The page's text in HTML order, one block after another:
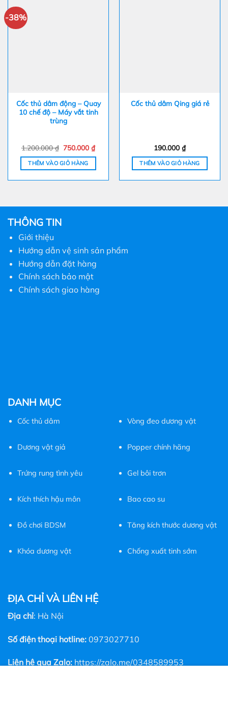
-38%
Cốc thủ dâm động – Quay
10 chế độ – Máy vắt tinh
trùng
1.200.000₫ Giá
là:
1.200.000 ₫.
750.000₫Giá
hiện
tại
THÊM VÀO GIỎ HÀNG
Cốc thủ dâm Qing giá rẻ
190.000 ₫
THÊM VÀO GIỎ HÀNG
THÔNG TIN
Giới thiệu
Hướng dẫn vệ sinh sản phẩm
Hướng dẫn đặt hàng
Chính sách bảo mật
Chính sách giao hàng
DANH MỤC
Cốcthủ dâm Vòng đeo dương vật
Dương vật giả Popper chính hãng
Trứng rung tình yêu Gel bôi trơn
Kích thích hậu môn Bao cao su
Đồ chơi BDSM Tăng kích thước dương vật
Khóa dương vật Chống xuất tinh sớm
ĐỊA CHỈ VÀ LIÊN HỆ
Địa chỉ: Hà Nội
Số điện thoại hotline: 0973027710
Liên hệ qua Zalo: https://zalo.me/0348589953